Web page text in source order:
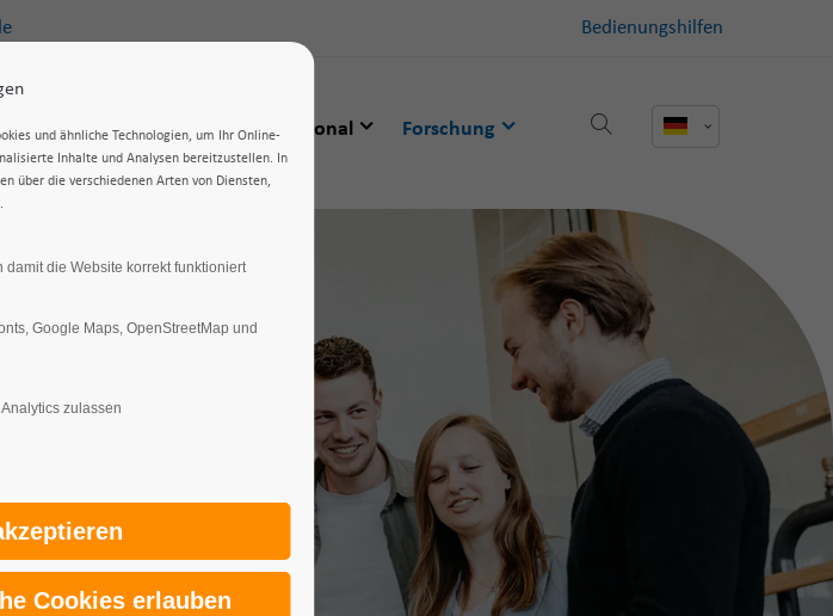
Bedienungshilfen
Studieninteressierte International Forschung
und ähnliche Technologien, um Ihr Online-
Inhalte und Analysen bereitzustellen. In
über die verschiedenen Arten von Diensten,
die Website korrekt funktioniert
Google Maps, OpenStreetMap und
zulassen